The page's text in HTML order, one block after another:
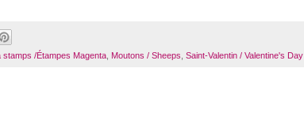
stamps /Étampes Magenta, Moutons / Sheeps, Saint-Valentin / Valentine's Day